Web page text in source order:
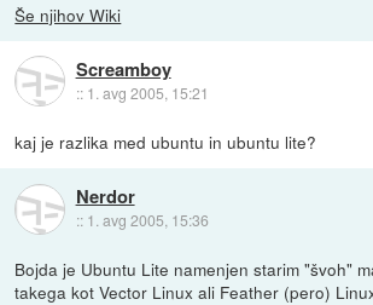
Še njihov Wiki
Screamboy
:: 1. avg 2005, 15:21
kaj je razlika med ubuntu in ubuntu lite?
Nerdor
:: 1. avg 2005, 15:36
Bojda je Ubuntu Lite namenjen starim "švoh"
takega kot Vector Linux ali Feather (pero)